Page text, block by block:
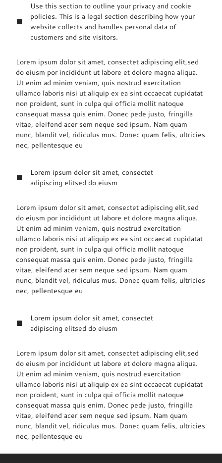
Use this section to outline your privacy and cookie
policies. This is a legal section describing how your
website collects and handles personal data of
customers and site visitors.
Lorem ipsum dolor sit amet, consectet adipiscing elit,sed
do eiusm por incididunt ut labore et dolore magna aliqua.
Ut enim ad minim veniam, quis nostrud exercitation
ullamco laboris nisi ut aliquip ex ea sint occaecat cupidatat
non proident, sunt in culpa qui officia mollit natoque
consequat massa quis enim. Donec pede justo, fringilla
vitae, eleifend acer sem neque sed ipsum. Nam quam
nunc, blandit vel, ridiculus mus. Donec quam felis, ultricies
nec, pellentesque eu
Lorem ipsum dolor sit amet, consectet
adipiscing elitsed do eiusm
Lorem ipsum dolor sit amet, consectet adipiscing elit,sed
do eiusm por incididunt ut labore et dolore magna aliqua.
Ut enim ad minim veniam, quis nostrud exercitation
ullamco laboris nisi ut aliquip ex ea sint occaecat cupidatat
non proident, sunt in culpa qui officia mollit natoque
consequat massa quis enim. Donec pede justo, fringilla
vitae, eleifend acer sem neque sed ipsum. Nam quam
nunc, blandit vel, ridiculus mus. Donec quam felis, ultricies
nec, pellentesque eu
Lorem ipsum dolor sit amet, consectet
adipiscing elitsed do eiusm
Lorem ipsum dolor sit amet, consectet adipiscing elit,sed
do eiusm por incididunt ut labore et dolore magna aliqua.
Ut enim ad minim veniam, quis nostrud exercitation
ullamco laboris nisi ut aliquip ex ea sint occaecat cupidatat
non proident, sunt in culpa qui officia mollit natoque
consequat massa quis enim. Donec pede justo, fringilla
vitae, eleifend acer sem neque sed ipsum. Nam quam
nunc, blandit vel, ridiculus mus. Donec quam felis, ultricies
nec, pellentesque eu